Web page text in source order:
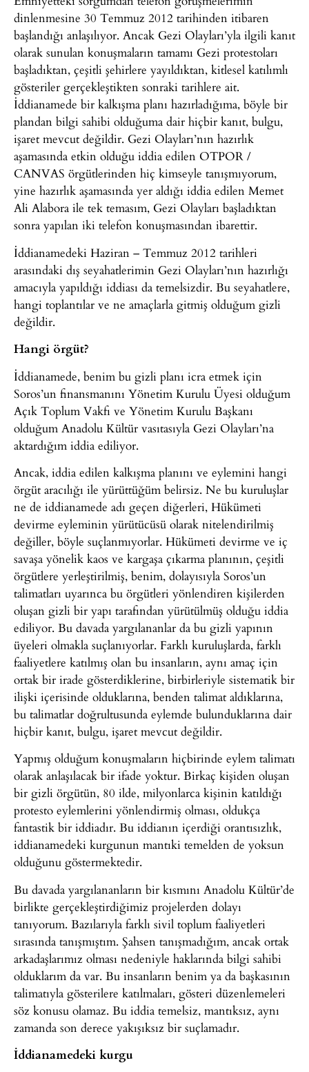
dinlenmesine 30 Temmuz 2012 tarihinden itibaren
başlandığı anlaşılıyor. Ancak Gezi Olayları’yla ilgili kanıt
olarak sunulan konuşmaların tamamı Gezi protestoları
başladıktan, çeşitli şehirlere yayıldıktan, kitlesel katılımlı
gösteriler gerçekleştikten sonraki tarihlere ait.
İddianamede bir kalkışma planı hazırladığıma, böyle bir
plandan bilgi sahibi olduğuma dair hiçbir kanıt, bulgu,
işaret mevcut değildir. Gezi Olayları’nın hazırlık
aşamasında etkin olduğu iddia edilen OTPOR /
CANVAS örgütlerinden hiç kimseyle tanışmıyorum,
yine hazırlık aşamasında yer aldığı iddia edilen Memet
Ali Alabora ile tek temasım, Gezi Olayları başladıktan
sonra yapılan iki telefon konuşmasından ibarettir.
İddianamedeki Haziran – Temmuz 2012 tarihleri
arasındaki dış seyahatlerimin Gezi Olayları’nın hazırlığı
amacıyla yapıldığı iddiası da temelsizdir. Bu seyahatlere,
hangi toplantılar ve ne amaçlarla gitmiş olduğum gizli
değildir.
Hangi örgüt?
İddianamede, benim bu gizli planı icra etmek için
Soros’un finansmanını Yönetim Kurulu Üyesi olduğum
Açık Toplum Vakfı ve Yönetim Kurulu Başkanı
olduğum Anadolu Kültür vasıtasıyla Gezi Olayları’na
aktardığım iddia ediliyor.
Ancak, iddia edilen kalkışma planını ve eylemini hangi
örgüt aracılığı ile yürüttüğüm belirsiz. Ne bu kuruluşlar
ne de iddianamede adı geçen diğerleri, Hükümeti
devirme eyleminin yürütücüsü olarak nitelendirilmiş
değiller, böyle suçlanmıyorlar. Hükümeti devirme ve iç
savaşa yönelik kaos ve kargaşa çıkarma planının, çeşitli
örgütlere yerleştirilmiş, benim, dolayısıyla Soros’un
talimatları uyarınca bu örgütleri yönlendiren kişilerden
oluşan gizli bir yapı tarafından yürütülmüş olduğu iddia
ediliyor. Bu davada yargılananlar da bu gizli yapının
üyeleri olmakla suçlanıyorlar. Farklı kuruluşlarda, farklı
faaliyetlere katılmış olan bu insanların, aynı amaç için
ortak bir irade gösterdiklerine, birbirleriyle sistematik bir
ilişki içerisinde olduklarına, benden talimat aldıklarına,
bu talimatlar doğrultusunda eylemde bulunduklarına dair
hiçbir kanıt, bulgu, işaret mevcut değildir.
Yapmış olduğum konuşmaların hiçbirinde eylem talimatı
olarak anlaşılacak bir ifade yoktur. Birkaç kişiden oluşan
bir gizli örgütün, 80 ilde, milyonlarca kişinin katıldığı
protesto eylemlerini yönlendirmiş olması, oldukça
fantastik bir iddiadır. Bu iddianın içerdiği orantısızlık,
iddianamedeki kurgunun mantıki temelden de yoksun
olduğunu göstermektedir.
Bu davada yargılananların bir kısmını Anadolu Kültür’de
birlikte gerçekleştirdiğimiz projelerden dolayı
tanıyorum. Bazılarıyla farklı sivil toplum faaliyetleri
sırasında tanışmıştım. Şahsen tanışmadığım, ancak ortak
arkadaşlarımız olması nedeniyle haklarında bilgi sahibi
olduklarım da var. Bu insanların benim ya da başkasının
talimatıyla gösterilere katılmaları, gösteri düzenlemeleri
söz konusu olamaz. Bu iddia temelsiz, mantıksız, aynı
zamanda son derece yakışıksız bir suçlamadır.
İddianamedeki kurgu